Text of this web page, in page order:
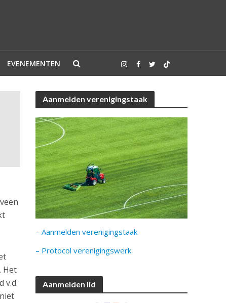
EVENEMENTEN
Het
v.d.
Aanmelden verenigingstaak
– Aanmelden verenigingstaak
– Protocol verenigingswerk
Aanmelden lid